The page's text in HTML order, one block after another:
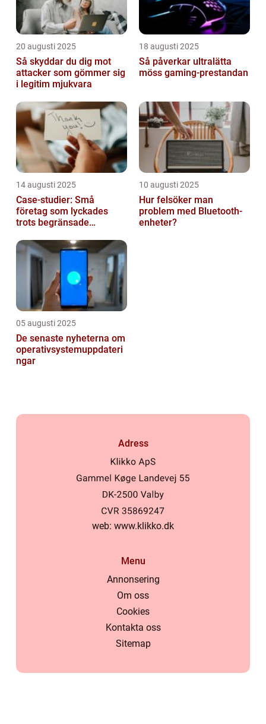
20 augusti 2025
Så skyddar du dig mot
attacker som gömmer sig
i legitim mjukvara
18 augusti 2025
Så påverkar ultralätta
möss gaming-prestandan
14 augusti 2025
Case-studier: Små
företag som lyckades
trots begränsade
10 augusti 2025
Hur felsöker man
problem med Bluetooth-
enheter?
05 augusti 2025
De senaste nyheterna om
operativsystemuppdateri
ngar
Adress
web: www.klikko.dk
Menu
Annonsering
Om oss
Cookies
Kontakta oss
Sitemap